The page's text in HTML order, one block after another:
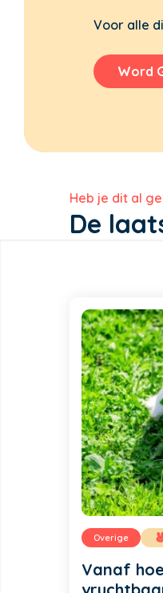
Voor alle
Word
Heb je dit al
De
Overige
Vanaf